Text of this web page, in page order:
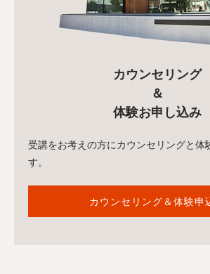
カウンセリング
＆
体験お申し込み
受講をお考えの方にカウンセリングと体
す。
カウンセリング＆体験申